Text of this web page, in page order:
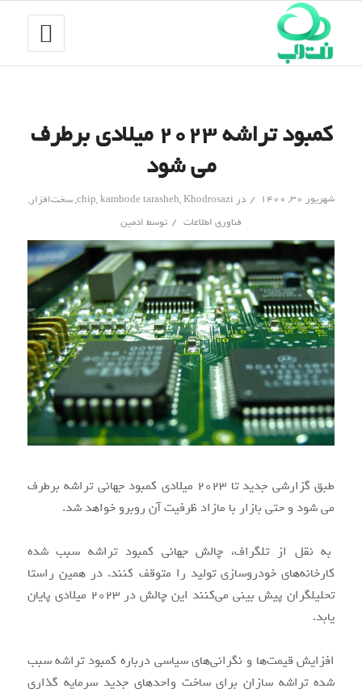
کمبود تراشه ۲۰۲۳ میلادی برطرف
می شود
شهریور ۳۰, ۱۴۰۰ / در chip,kambode tarasheh,Khodrosazi
,سخت‌افزار,
فناوری اطلاعات / توسط ادمین
طبق گزارشی جدید تا ۲۰۲۳ میلادی کمبود جهانی تراشه برطرف
می شود و حتی بازار با مازاد ظرفیت آن روبرو خواهد شد.
به نقل از تلگراف، چالش جهانی کمبود تراشه سبب شده
کارخانه‌های خودروسازی تولید را متوقف کنند. در همین راستا
تحلیلگران پیش بینی می‌کنند این چالش در ۲۰۲۳ میلادی پایان
یابد.
افزایش قیمت‌ها و نگرانی‌های سیاسی درباره کمبود تراشه سبب
شده تراشه سازان برای ساخت واحدهای جدید سرمایه گذاری